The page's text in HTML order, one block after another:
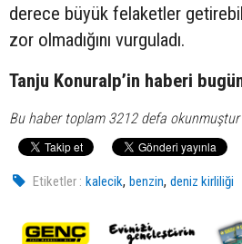
derece büyük felaketler
zor olmadığını vurguladı.
Tanju Konuralp’in haberi
Bu haber toplam 3212 defa okunmuştur
Etiketler : kalecik,benzin,deniz kirliliği